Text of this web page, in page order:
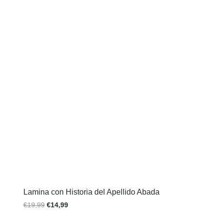
Lamina con Historia del Apellido Abada
€19,99 €14,99